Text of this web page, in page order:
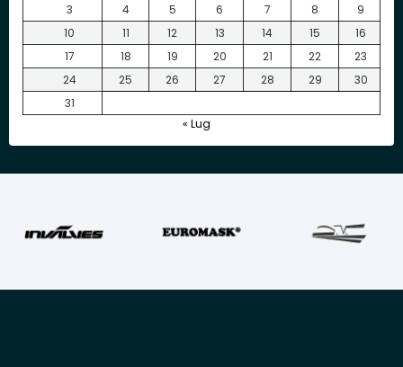
3
4 5 6 7 8
9
10
11 12 13 14 15
16
17
18 19 20 21 22
23
24
25 26 27 28 29
30
31
« Lug